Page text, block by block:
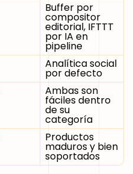
Buffer por
compositor
editorial, IFTTT
por IA en
pipeline
Analítica social
por defecto
Ambas son
fáciles dentro
de su
categoría
Productos
maduros y bien
soportados